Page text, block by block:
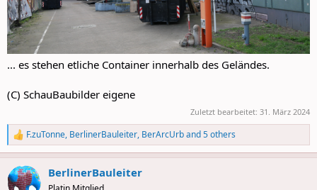
... es stehen etliche Container innerhalb des Geländes.
(C) SchauBaubilder eigene
Zuletzt bearbeitet: 31. März 2024
R
e
a
c
t
F.zuTonne, BerlinerBauleiter, BerArcUrband 5 others
BerlinerBauleiter